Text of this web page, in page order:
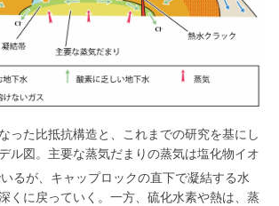
った比抵抗構造と、これまでの研究を基にし
ル図。主要な蒸気だまりの蒸気は塩化物イオ
るが、キャップロックの直下で凝結する水
くに戻っていく。一方、硫化水素や熱は、蒸